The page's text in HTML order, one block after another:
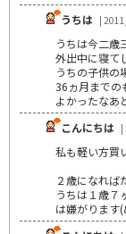
うちは |
うちは今二歳
外出中に寝て
うちの子供の
36ヵ月までの
よかったなあ
こんにちは |
私も軽い方買
２歳になれ
うちは１歳７
は嫌がります